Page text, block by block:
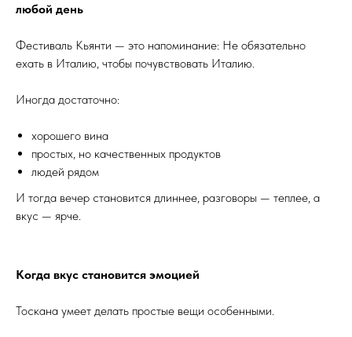
любой день
Фестиваль Кьянти — это напоминание: Не обязательно
ехать в Италию, чтобы почувствовать Италию.
Иногда достаточно:
хорошего вина
простых, но качественных продуктов
людей рядом
И тогда вечер становится длиннее, разговоры — теплее, а
вкус — ярче.
Когда вкус становится эмоцией
Тоскана умеет делать простые вещи особенными.